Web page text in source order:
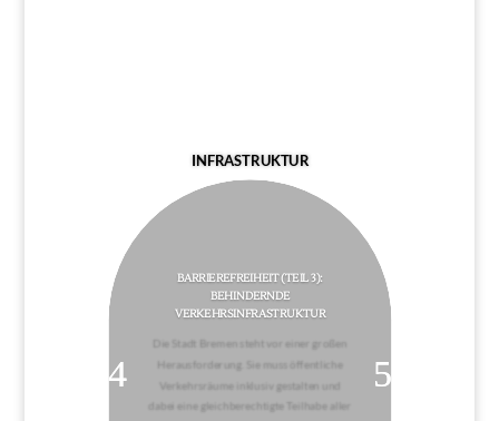
INFRASTRUKTUR
BARRIEREFREIHEIT (TEIL 3):
BEHINDERNDE
VERKEHRSINFRASTRUKTUR
Die Stadt Bremen steht vor einer großen
Herausforderung. Sie muss öffentliche
Verkehrsräume inklusiv gestalten und
dabei eine gleichberechtigte Teilhabe aller